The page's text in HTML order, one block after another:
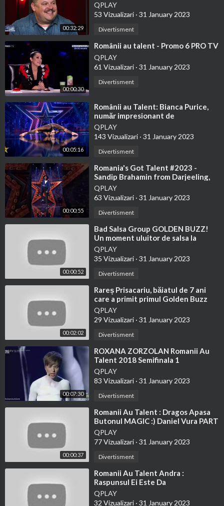
00:32:29
QPLAY
53 Vizualizari · 31 January 2023
Divertisment
00:00:30
⁣Românii au talent - Promo 6 PRO TV
QPLAY
61 Vizualizari · 31 January 2023
Divertisment
00:05:16
⁣Românii au Talent: Bianca Purice,
număr impresionant de
contorsionism!
QPLAY
143 Vizualizari · 31 January 2023
Divertisment
00:00:55
⁣Romania's Got Talent #2023 -
Sandip Brahamin from Darjeeling,
India.
QPLAY
63 Vizualizari · 31 January 2023
Divertisment
00:00:52
⁣Bad Salsa Group GOLDEN BUZZ!
Un moment uluitor de salsa la
Românii au talent 2023! #shorts
QPLAY
35 Vizualizari · 31 January 2023
Divertisment
00:02:02
⁣Rareș Prisacariu, băiatul de 7 ani
care a primit primul Golden Buzz
din sezonul 13 Românii au talent
QPLAY
29 Vizualizari · 31 January 2023
Divertisment
00:07:30
⁣ROXANA ZORZOLAN Romanii Au
Talent 2018 Semifinala 1
QPLAY
83 Vizualizari · 31 January 2023
Divertisment
00:00:37
⁣Romanii Au Talent : Dragos Apasa
Butonul MAGIC :) Daniel Vura PART
6
QPLAY
77 Vizualizari · 31 January 2023
Divertisment
⁣Romanii Au Talent Andra :
Raspunsul Ei Este Da
QPLAY
32 Vizualizari · 31 January 2023